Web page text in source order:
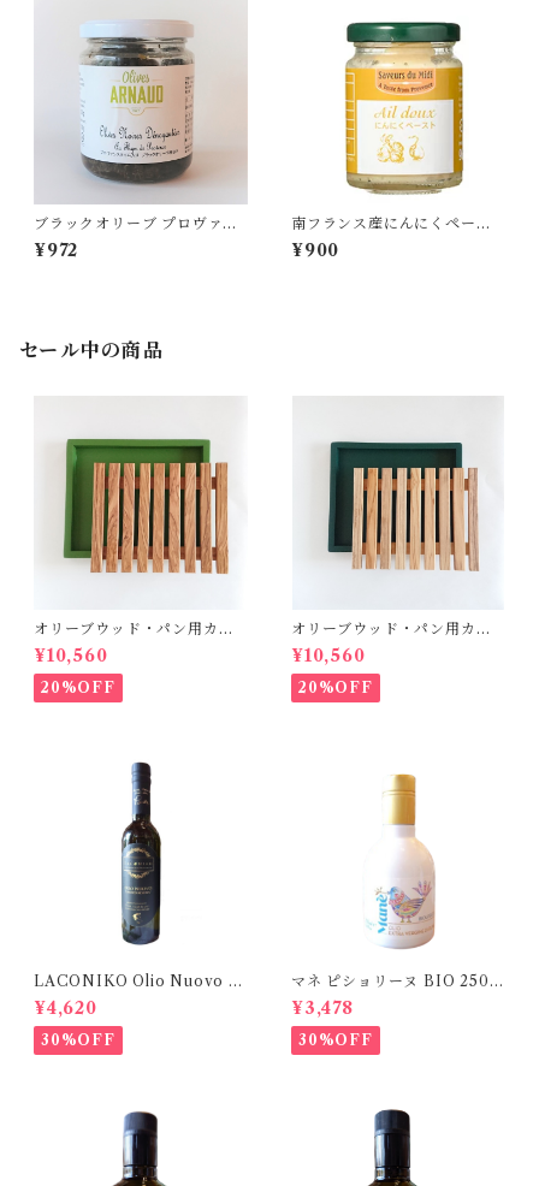
ブラックオリーブ プロヴァン
スタイム入り種抜き 130g
¥972
南フランス産にんにくペース
ト 90g
¥900
セール中の商品
オリーブウッド・パン用カッ
ティングボード【グリーン】
¥10,560
20%OFF
オリーブウッド・パン用カッ
ティングボード【ダークグリ
ーン】
¥10,560
20%OFF
LACONIKO Olio Nuovo オ
リオ・ヌオーヴォ 375ml
¥4,620
30%OFF
マネ ピショリーヌ BIO 250m
l¥3,478
30%OFF